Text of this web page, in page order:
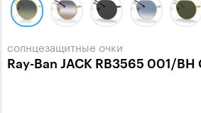
солнцезащитные очки
Ray-Ban JACK RB3565 001/BH